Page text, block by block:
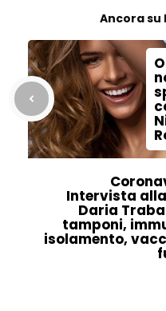
Ancora
Intervista
Daria
tamponi,
isolamento,